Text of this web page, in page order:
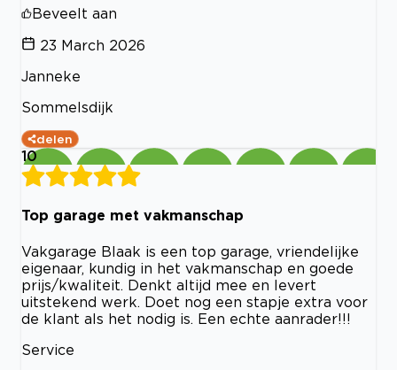
Beveelt aan
23 March 2026
Janneke
Sommelsdijk
delen
10
Top garage met vakmanschap
Vakgarage Blaak is een top garage, vriendelijke
eigenaar, kundig in het vakmanschap en goede
prijs/kwaliteit. Denkt altijd mee en levert
uitstekend werk. Doet nog een stapje extra voor
de klant als het nodig is. Een echte aanrader!!!
Service